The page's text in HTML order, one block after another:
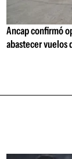
Ancap confirmó
abastecer vuelos